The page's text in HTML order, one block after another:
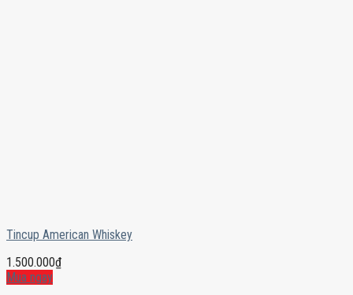
Tincup American Whiskey
1.500.000₫
Mua ngay